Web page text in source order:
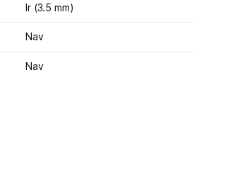
Ir (3.5 mm)
Nav
Nav